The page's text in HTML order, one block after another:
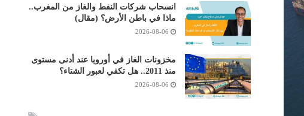
انسحاب شركات النفط والغاز من المغرب..
ماذا في باطن الأرض؟ (مقال)
2026-08-06
مخزونات الغاز في أوروبا عند أدنى مستوى
منذ 2011.. هل تكفي لعبور الشتاء؟
2026-08-06